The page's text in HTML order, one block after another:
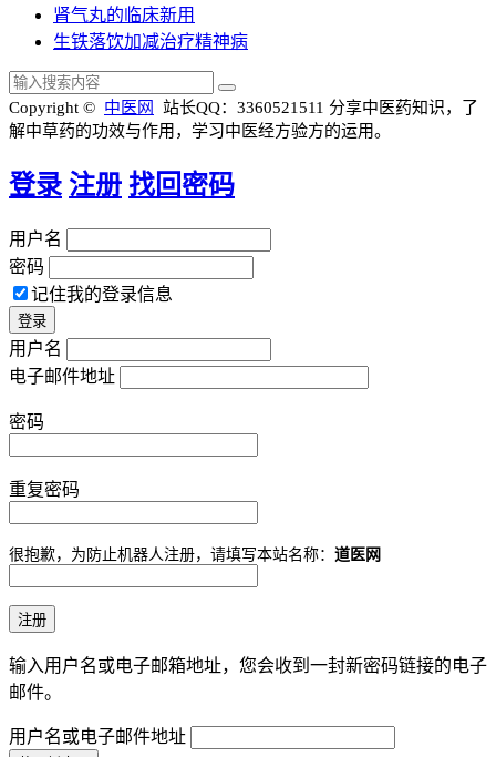
肾气丸的临床新用
生铁落饮加减治疗精神病
Copyright © 中医网 站长QQ：3360521511 分享中医药知识，了
解中草药的功效与作用，学习中医经方验方的运用。
登录 注册 找回密码
用户名
密码
记住我的登录信息
用户名
电子邮件地址
密码
重复密码
很抱歉，为防止机器人注册，请填写本站名称： 道医网
输入用户名或电子邮箱地址，您会收到一封新密码链接的电子
邮件。
用户名或电子邮件地址